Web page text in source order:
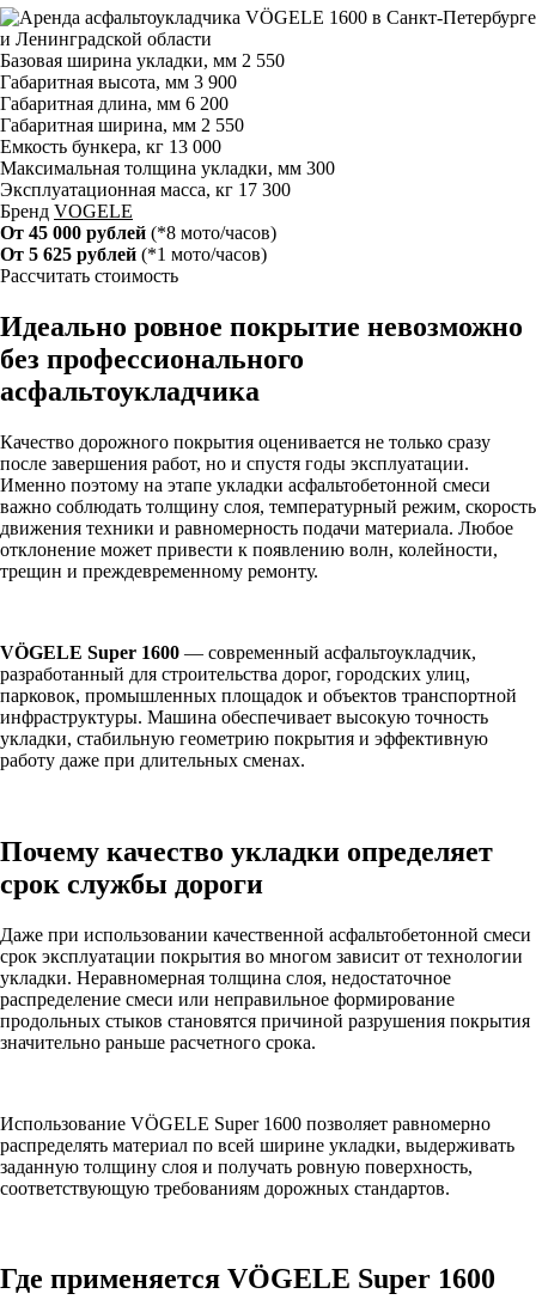
Базовая ширина укладки, мм 2 550
Габаритная высота, мм 3 900
Габаритная длина, мм 6 200
Габаритная ширина, мм 2 550
Емкость бункера, кг 13 000
Максимальная толщина укладки, мм 300
Эксплуатационная масса, кг 17 300
Бренд VOGELE
От 45 000 рублей (*8 мото/часов)
От 5 625 рублей (*1 мото/часов)
Рассчитать стоимость
Идеально ровное покрытие невозможно
без профессионального
асфальтоукладчика
Качество дорожного покрытия оценивается не только сразу
после завершения работ, но и спустя годы эксплуатации.
Именно поэтому на этапе укладки асфальтобетонной смеси
важно соблюдать толщину слоя, температурный режим, скорость
движения техники и равномерность подачи материала. Любое
отклонение может привести к появлению волн, колейности,
трещин и преждевременному ремонту.
VÖGELE Super 1600 — современный асфальтоукладчик,
разработанный для строительства дорог, городских улиц,
парковок, промышленных площадок и объектов транспортной
инфраструктуры. Машина обеспечивает высокую точность
укладки, стабильную геометрию покрытия и эффективную
работу даже при длительных сменах.
Почему качество укладки определяет
срок службы дороги
Даже при использовании качественной асфальтобетонной смеси
срок эксплуатации покрытия во многом зависит от технологии
укладки. Неравномерная толщина слоя, недостаточное
распределение смеси или неправильное формирование
продольных стыков становятся причиной разрушения покрытия
значительно раньше расчетного срока.
Использование VÖGELE Super 1600 позволяет равномерно
распределять материал по всей ширине укладки, выдерживать
заданную толщину слоя и получать ровную поверхность,
соответствующую требованиям дорожных стандартов.
Где применяется VÖGELE Super 1600